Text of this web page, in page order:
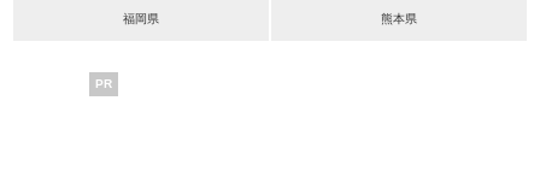
福岡県 熊本県
PR